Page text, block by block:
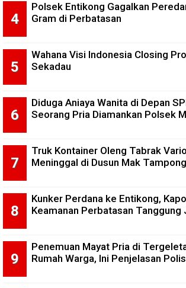
Polsek Entikong Gagalkan
Gram di Perbatasan
Wahana Visi Indonesia Closing
Sekadau
Diduga Aniaya Wanita di Depan
Seorang Pria Diamankan Polsek
Truk Kontainer Oleng Tabrak
Meninggal di Dusun Mak Tampong
Kunker Perdana ke Entikong,
Keamanan Perbatasan
Penemuan Mayat Pria di
Rumah Warga, Ini Penjelasan